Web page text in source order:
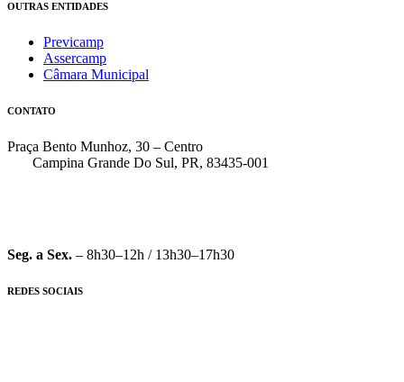
OUTRAS ENTIDADES
Previcamp
Assercamp
Câmara Municipal
CONTATO
Praça Bento Munhoz, 30 – Centro
Campina Grande Do Sul, PR, 83435-001
Seg. a Sex. – 8h30–12h / 13h30–17h30
REDES SOCIAIS